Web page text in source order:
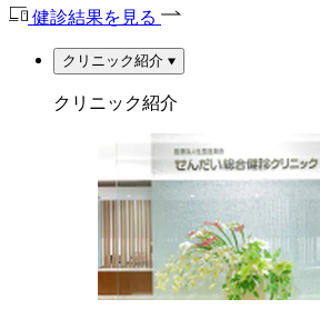
健診結果を見る
クリニック紹介
クリニック紹介